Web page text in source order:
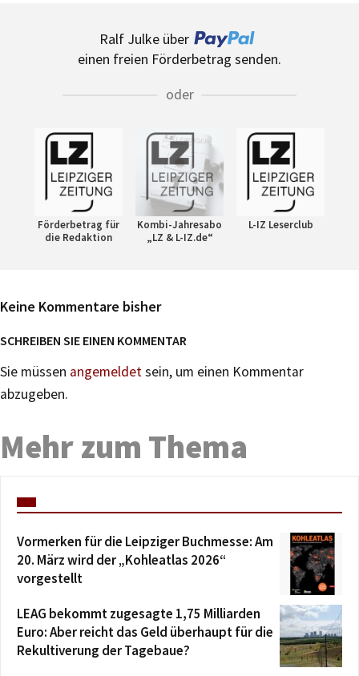
Ralf Julke über
einen freien Förderbetrag senden.
oder
Förderbetrag für
die Redaktion
Kombi-Jahresabo
„LZ & L-IZ.de“
L-IZ Leserclub
Keine Kommentare bisher
SCHREIBEN SIE EINEN KOMMENTAR
Sie müssen angemeldetsein, um einen Kommentar
abzugeben.
Mehr zum Thema
Vormerken für die Leipziger Buchmesse: Am
20. März wird der „Kohleatlas 2026“
vorgestellt
LEAG bekommt zugesagte 1,75 Milliarden
Euro: Aber reicht das Geld überhaupt für die
Rekultiverung der Tagebaue?